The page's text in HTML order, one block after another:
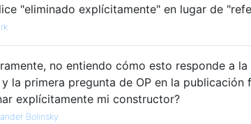
"eliminado explícitamente" en lugar de
no entiendo cómo esto responde a
la primera pregunta de OP en la publicación
explícitamente mi constructor?
Bolinsky